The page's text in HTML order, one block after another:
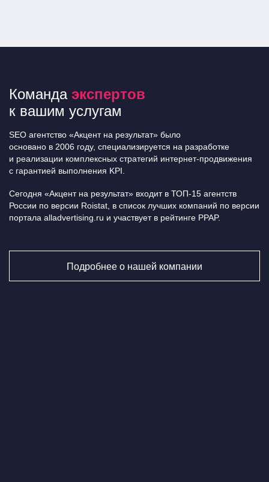
Команда экспертов
к вашим услугам
SEO агентство «Акцент на результат» было
основано в 2006 году, специализируется на разработке
и реализации комплексных стратегий интернет-продвижения
с гарантией выполнения KPI.
Сегодня «Акцент на результат» входит в ТОП-15 агентств
России по версии Roistat, в список лучших компаний по версии
портала alladvertising.ru и участвует в рейтинге PPAP.
Подробнее о нашей компании